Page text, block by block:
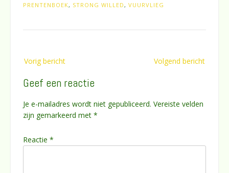
PRENTENBOEK, STRONG WILLED , VUURVLIEG
navigatie
Vorig bericht Volgend bericht
Geef een reactie
Je e-mailadres wordt niet gepubliceerd. Vereiste velden
zijn gemarkeerd met *
Reactie *